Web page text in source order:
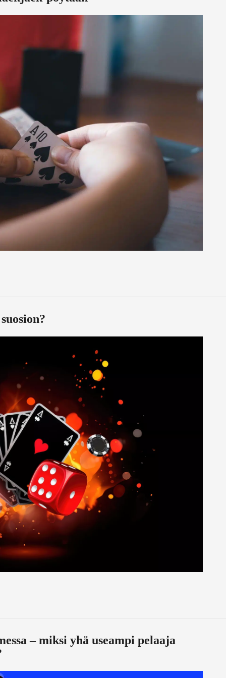
– miksi yhä useampi pelaaja